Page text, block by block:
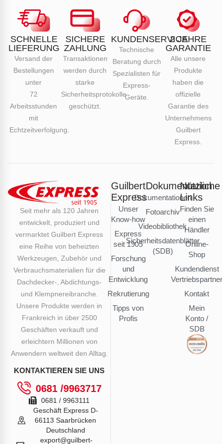
SCHNELLE
LIEFERUNG
Versand der
Bestellungen
unter
72
Arbeitsstunden
mit
Echtzeitverfolgung.
SICHERE
ZAHLUNG
Transaktionen
werden durch
starke
Sicherheitsprotokolle
geschützt.
KUNDENSERVICE
Technische
Beratung durch
Spezialisten für
Express-
Geräte.
2 JAHRE
GARANTIE
Alle unsere
Produkte
haben die
offizielle
Garantie des
Unternehmens
Guilbert
Express.
Seit mehr als 120 Jahren
entwickelt, produziert und
vermarktet Guilbert Express
eine Reihe von beheizten
Werkzeugen, Zubehör und
Verbrauchsmaterialien für die
Dachdecker-, Abdichtungs-
und Klempnereibranche.
Unsere Produkte werden in
Frankreich in über 2500
Geschäften verkauft und
erleichtern Millionen von
Anwendern weltweit den Alltag.
KONTAKTIEREN SIE UNS
0681 /9963717
0681 / 9963111
Geschäft Express D-
66113 Saarbrücken
Deutschland
export@guilbert-
Guilbert
Express
Unser
Know-how
Express
seit 1905
Forschung
und
Entwicklung
Rekrutierung
Tipps von
Profis
Dokumentation
Dokumentationen
Fotoarchiv
Videobibliothek
Sicherheitsdatenblätter
(SDB)
Nützliche
Links
Finden Sie
einen
Händler
Online-
Shop
Kundendienst
Kontakt
Mein
Konto /
SDB